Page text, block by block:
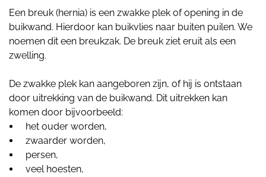
Een breuk (hernia) is een zwakke plek of opening in de
buikwand. Hierdoor kan buikvlies naar buiten puilen. We
noemen dit een breukzak. De breuk ziet eruit als een
zwelling.
De zwakke plek kan aangeboren zijn, of hij is ontstaan
door uitrekking van de buikwand. Dit uitrekken kan
komen door bijvoorbeeld:
het ouder worden,
zwaarder worden,
persen,
veel hoesten,